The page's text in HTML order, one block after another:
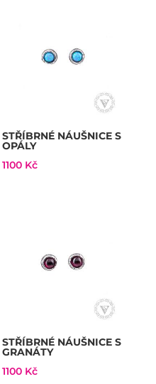
STŘÍBRNÉ NÁUŠNICE S
OPÁLY
1100 Kč
STŘÍBRNÉ NÁUŠNICE S
GRANÁTY
1100 Kč